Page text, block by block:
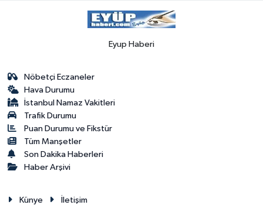
Eyup Haberi
Nöbetçi Eczaneler
Hava Durumu
İstanbul Namaz Vakitleri
Trafik Durumu
Puan Durumu ve Fikstür
Tüm Manşetler
Son Dakika Haberleri
Haber Arşivi
Künye İletişim